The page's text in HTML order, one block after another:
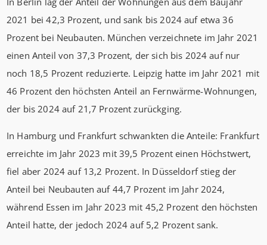
2021 bei 42,3 Prozent, und sank bis 2024 auf etwa 36
Prozent bei Neubauten. München verzeichnete im Jahr 2021
einen Anteil von 37,3 Prozent, der sich bis 2024 auf nur
noch 18,5 Prozent reduzierte. Leipzig hatte im Jahr 2021 mit
46 Prozent den höchsten Anteil an Fernwärme-Wohnungen,
der bis 2024 auf 21,7 Prozent zurückging.
In Hamburg und Frankfurt schwankten die Anteile: Frankfurt
erreichte im Jahr 2023 mit 39,5 Prozent einen Höchstwert,
fiel aber 2024 auf 13,2 Prozent. In Düsseldorf stieg der
Anteil bei Neubauten auf 44,7 Prozent im Jahr 2024,
während Essen im Jahr 2023 mit 45,2 Prozent den höchsten
Anteil hatte, der jedoch 2024 auf 5,2 Prozent sank.